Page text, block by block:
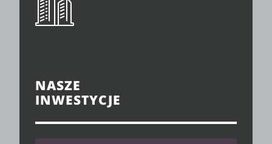
NASZE
INWESTYCJE